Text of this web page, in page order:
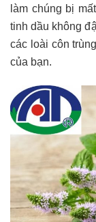
làm chúng bị
tinh dầu không
các loài côn
của bạn.